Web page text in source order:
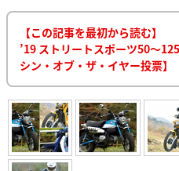
【この記事を最初から読む】
’19 ストリートスポーツ50〜
シン・オブ・ザ・イヤー投票】